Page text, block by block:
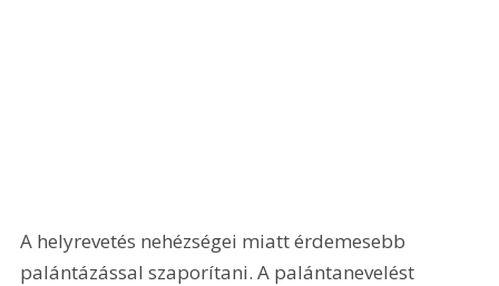
A helyrevetés nehézségei miatt érdemesebb
palántázással szaporítani. A palántanevelést